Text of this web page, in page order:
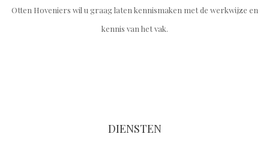
Otten Hoveniers wil u graag laten kennismaken met de werkwijze en
kennis van het vak.
DIENSTEN